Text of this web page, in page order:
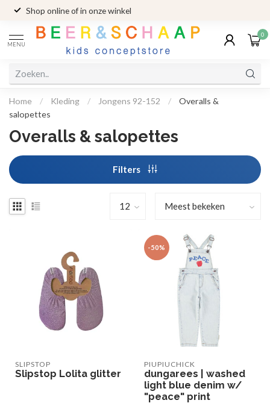
Shop online of in onze winkel
MENU
0
Home / Kleding / Jongens 92-152 /
Overalls &
salopettes
Overalls & salopettes
Filters
SLIPSTOP
Slipstop Lolita glitter
-50%
PIUPIUCHICK
dungarees | washed
light blue denim w/
"peace" print